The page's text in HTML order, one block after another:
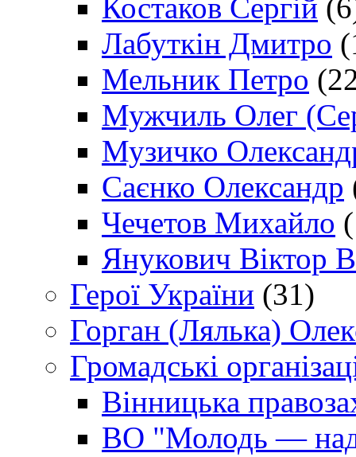
Костаков Сергій
Лабуткін Дмитро
Мельник Петро
Мужчиль Олег
Музичко
Саєнко Олександр
Чечетов Михайло
Янукович Віктор
Герої України (31)
Горган (Лялька)
Громадські
Вінницька
ВО "Молодь —